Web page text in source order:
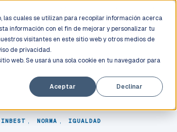
cuales se utilizan para recopilar información acerca
información con el fin de mejorar y personalizar tu
visitantes en este sitio web y otros medios de
de privacidad.
web. Se usará una sola cookie en tu navegador para
Aceptar
Declinar
INBEST NORMA IGUALDAD